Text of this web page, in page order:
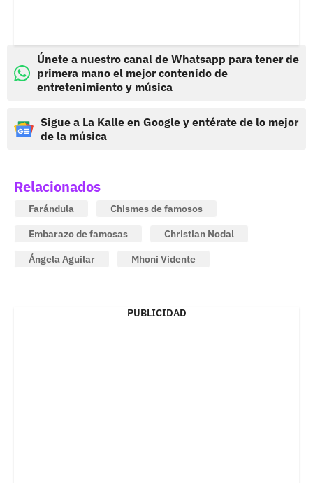
Únete a nuestro canal de Whatsapp para tener de
primera mano el mejor contenido de
entretenimiento y música
Sigue a La Kalle en Google y entérate de lo mejor
de la música
Relacionados
Farándula
Chismes de famosos
Embarazo de famosas
Christian Nodal
Ángela Aguilar
Mhoni Vidente
PUBLICIDAD